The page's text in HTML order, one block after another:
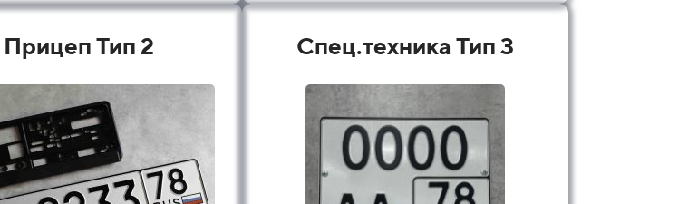
Прицеп Тип 2 Спец.техника Тип 3